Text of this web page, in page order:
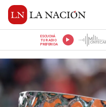
ESCUCHÁ
TU RADIO
PREFERIDA